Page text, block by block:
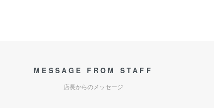
MESSAGE FROM STAFF
店長からのメッセージ